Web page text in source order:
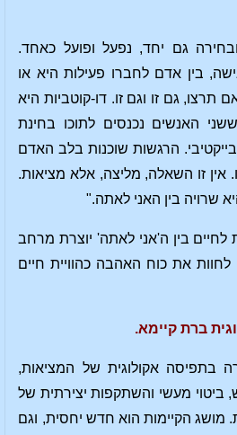
גם יחד, נפעל ופועל כאחד.
בין אדם לחברו פעילות היא או
תרצו, גם זו וגם זו. דו-קוטביות היא
האנשים נכנסים לתוכו בחינת
הרגשות שוכנות בלב האדם
אין זו השאלה, מליצה, אלא מציאות.
שרויה בין האני לאתה."
לחיים בין ה'אני לאתה' יוצרת מרחב
לחוות את כוח האהבה כהוויית חיים
ברת קיימא.
בתפיסה אקולוגית של המציאות,
מעשי והשתקפות יצירתית של
מושג הקיימות הוא חדש יחסית, וגם